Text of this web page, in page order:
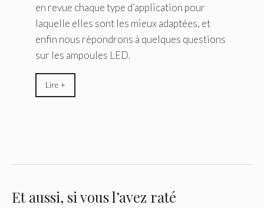
en revue chaque type d’application pour
laquelle elles sont les mieux adaptées, et
enfin nous répondrons à quelques questions
sur les ampoules LED.
Lire +
Et aussi, si vous l’avez raté